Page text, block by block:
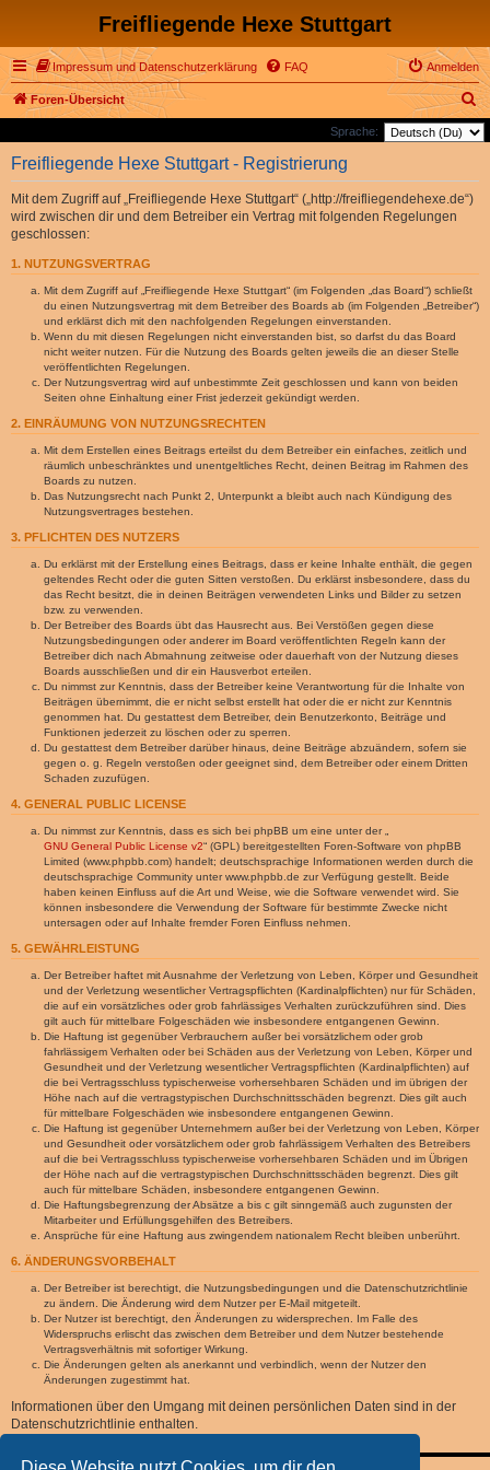
Freifliegende Hexe Stuttgart
Impressum und Datenschutzerklärung FAQ Anmelden
Foren-Übersicht
S
u
Sprache:
Freifliegende Hexe Stuttgart - Registrierung
Mit dem Zugriff auf „Freifliegende Hexe Stuttgart“ („http://freifliegendehexe.de“)
wird zwischen dir und dem Betreiber ein Vertrag mit folgenden Regelungen
geschlossen:
1. NUTZUNGSVERTRAG
Mit dem Zugriff auf „Freifliegende Hexe Stuttgart“ (im Folgenden „das Board“) schließt
du einen Nutzungsvertrag mit dem Betreiber des Boards ab (im Folgenden „Betreiber“)
und erklärst dich mit den nachfolgenden Regelungen einverstanden.
Wenn du mit diesen Regelungen nicht einverstanden bist, so darfst du das Board
nicht weiter nutzen. Für die Nutzung des Boards gelten jeweils die an dieser Stelle
veröffentlichten Regelungen.
Der Nutzungsvertrag wird auf unbestimmte Zeit geschlossen und kann von beiden
Seiten ohne Einhaltung einer Frist jederzeit gekündigt werden.
2. EINRÄUMUNG VON NUTZUNGSRECHTEN
Mit dem Erstellen eines Beitrags erteilst du dem Betreiber ein einfaches, zeitlich und
räumlich unbeschränktes und unentgeltliches Recht, deinen Beitrag im Rahmen des
Boards zu nutzen.
Das Nutzungsrecht nach Punkt 2, Unterpunkt a bleibt auch nach Kündigung des
Nutzungsvertrages bestehen.
3. PFLICHTEN DES NUTZERS
Du erklärst mit der Erstellung eines Beitrags, dass er keine Inhalte enthält, die gegen
geltendes Recht oder die guten Sitten verstoßen. Du erklärst insbesondere, dass du
das Recht besitzt, die in deinen Beiträgen verwendeten Links und Bilder zu setzen
bzw. zu verwenden.
Der Betreiber des Boards übt das Hausrecht aus. Bei Verstößen gegen diese
Nutzungsbedingungen oder anderer im Board veröffentlichten Regeln kann der
Betreiber dich nach Abmahnung zeitweise oder dauerhaft von der Nutzung dieses
Boards ausschließen und dir ein Hausverbot erteilen.
Du nimmst zur Kenntnis, dass der Betreiber keine Verantwortung für die Inhalte von
Beiträgen übernimmt, die er nicht selbst erstellt hat oder die er nicht zur Kenntnis
genommen hat. Du gestattest dem Betreiber, dein Benutzerkonto, Beiträge und
Funktionen jederzeit zu löschen oder zu sperren.
Du gestattest dem Betreiber darüber hinaus, deine Beiträge abzuändern, sofern sie
gegen o. g. Regeln verstoßen oder geeignet sind, dem Betreiber oder einem Dritten
Schaden zuzufügen.
4. GENERAL PUBLIC LICENSE
Du nimmst zur Kenntnis, dass es sich bei phpBB um eine unter der „
GNU General Public License v2“ (GPL) bereitgestellten Foren-Software von phpBB
Limited (www.phpbb.com) handelt; deutschsprachige Informationen werden durch die
deutschsprachige Community unter www.phpbb.de zur Verfügung gestellt. Beide
haben keinen Einfluss auf die Art und Weise, wie die Software verwendet wird. Sie
können insbesondere die Verwendung der Software für bestimmte Zwecke nicht
untersagen oder auf Inhalte fremder Foren Einfluss nehmen.
5. GEWÄHRLEISTUNG
Der Betreiber haftet mit Ausnahme der Verletzung von Leben, Körper und Gesundheit
und der Verletzung wesentlicher Vertragspflichten (Kardinalpflichten) nur für Schäden,
die auf ein vorsätzliches oder grob fahrlässiges Verhalten zurückzuführen sind. Dies
gilt auch für mittelbare Folgeschäden wie insbesondere entgangenen Gewinn.
Die Haftung ist gegenüber Verbrauchern außer bei vorsätzlichem oder grob
fahrlässigem Verhalten oder bei Schäden aus der Verletzung von Leben, Körper und
Gesundheit und der Verletzung wesentlicher Vertragspflichten (Kardinalpflichten) auf
die bei Vertragsschluss typischerweise vorhersehbaren Schäden und im übrigen der
Höhe nach auf die vertragstypischen Durchschnittsschäden begrenzt. Dies gilt auch
für mittelbare Folgeschäden wie insbesondere entgangenen Gewinn.
Die Haftung ist gegenüber Unternehmern außer bei der Verletzung von Leben, Körper
und Gesundheit oder vorsätzlichem oder grob fahrlässigem Verhalten des Betreibers
auf die bei Vertragsschluss typischerweise vorhersehbaren Schäden und im Übrigen
der Höhe nach auf die vertragstypischen Durchschnittsschäden begrenzt. Dies gilt
auch für mittelbare Schäden, insbesondere entgangenen Gewinn.
Die Haftungsbegrenzung der Absätze a bis c gilt sinngemäß auch zugunsten der
Mitarbeiter und Erfüllungsgehilfen des Betreibers.
Ansprüche für eine Haftung aus zwingendem nationalem Recht bleiben unberührt.
6. ÄNDERUNGSVORBEHALT
Der Betreiber ist berechtigt, die Nutzungsbedingungen und die Datenschutzrichtlinie
zu ändern. Die Änderung wird dem Nutzer per E-Mail mitgeteilt.
Der Nutzer ist berechtigt, den Änderungen zu widersprechen. Im Falle des
Widerspruchs erlischt das zwischen dem Betreiber und dem Nutzer bestehende
Vertragsverhältnis mit sofortiger Wirkung.
Die Änderungen gelten als anerkannt und verbindlich, wenn der Nutzer den
Änderungen zugestimmt hat.
Informationen über den Umgang mit deinen persönlichen Daten sind in der
Datenschutzrichtlinie enthalten.